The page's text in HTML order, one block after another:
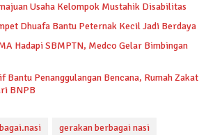
Usaha Kelompok Mustahik Disabilitas
Dhuafa Bantu Peternak Kecil Jadi Berdaya
Hadapi SBMPTN, Medco Gelar Bimbingan
Bantu Penanggulangan Bencana, Rumah Zakat
BNPB
gerakan berbagai nasi